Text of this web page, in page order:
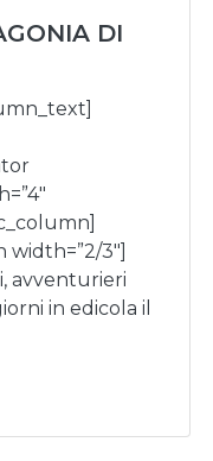
DI
3″]
avventurieri
in edicola il